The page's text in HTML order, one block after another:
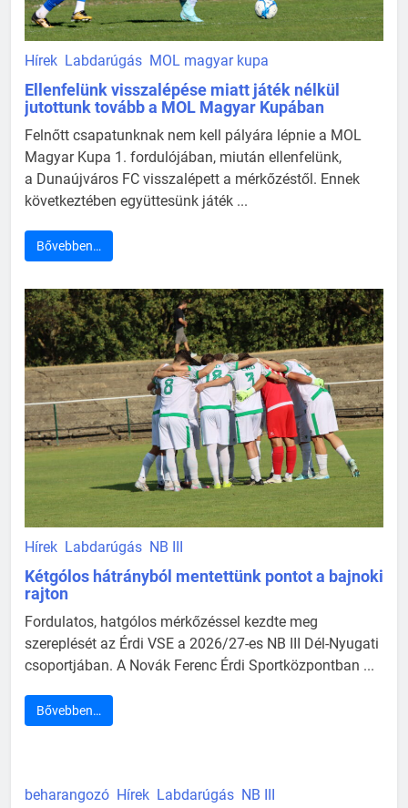
Hírek Labdarúgás MOL magyar kupa
Ellenfelünk visszalépése miatt játék nélkül
jutottunk tovább a MOL Magyar Kupában
Felnőtt csapatunknak nem kell pályára lépnie a MOL
Magyar Kupa 1. fordulójában, miután ellenfelünk,
a Dunaújváros FC visszalépett a mérkőzéstől. Ennek
következtében együttesünk játék ...
Bővebben…
Hírek Labdarúgás NB III
Kétgólos hátrányból mentettünk pontot a bajnoki
rajton
Fordulatos, hatgólos mérkőzéssel kezdte meg
szereplését az Érdi VSE a 2026/27-es NB III Dél-Nyugati
csoportjában. A Novák Ferenc Érdi Sportközpontban ...
Bővebben…
beharangozó Hírek Labdarúgás NB III